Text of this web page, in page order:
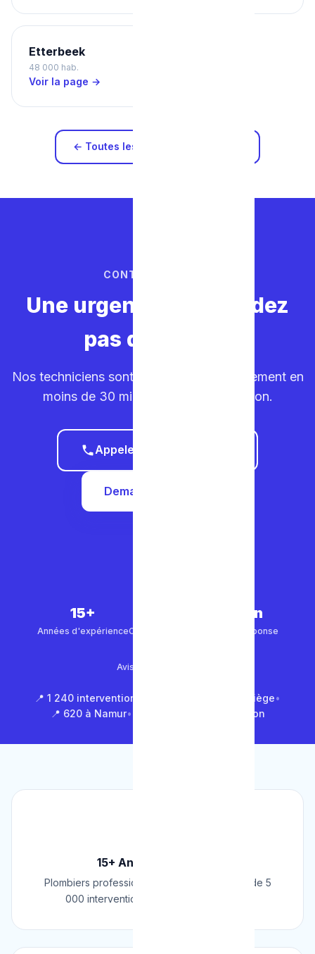
Etterbeek
48 000 hab.
Voir la page →
← Toutes les zones d'intervention
CONTACTEZ-NOUS
Une urgence ? Ne perdez
pas de temps.
Nos techniciens sont sur la route. Déplacement en
moins de 30 minutes dans votre région.
Appeler le 0465 68 51 58
Demander un devis
15+
Années d'expérienceClients satisfaits
30 min
Temps de réponse
Avis Google (500+)
📍 1 240 interventions à Bruxelles 📍 850 à Liège•
📍 620 à Namur• 📍 1 430 en Brabant Wallon
15+ Ans d'Expérience
Plombiers professionnels depuis 2009. Plus de 5
000 interventions réussies en Belgique.